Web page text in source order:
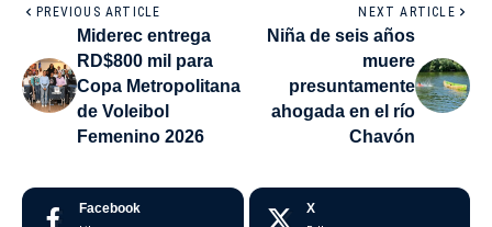
PREVIOUS ARTICLE
Miderec entrega
RD$800 mil para
Copa Metropolitana
de Voleibol
Femenino 2026
NEXT ARTICLE
Niña de seis años
muere
presuntamente
ahogada en el río
Chavón
Facebook X